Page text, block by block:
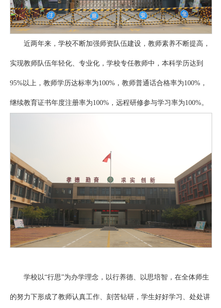
近两年来，学校不断加强师资队伍建设，教师素养不断提高，
实现教师队伍年轻化、专业化，学校专任教师中，本科学历达到
95%以上，教师学历达标率为100%，教师普通话合格率为100%，
继续教育证书年度注册率为100%，远程研修参与学习率为100%。
学校以“行思”为办学理念，以行养德、以思培智，在全体师生
的努力下形成了教师认真工作、刻苦钻研，学生好好学习、处处讲